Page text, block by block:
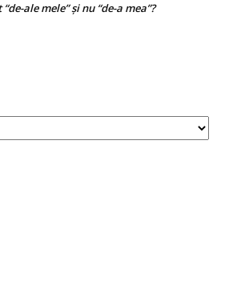
ale mele” și nu “de-a mea”?